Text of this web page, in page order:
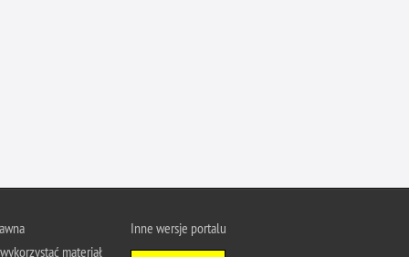
i podpalenia
materiał
Inne wersje portalu